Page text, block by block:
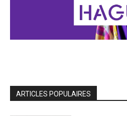
ARTICLES POPULAIRES